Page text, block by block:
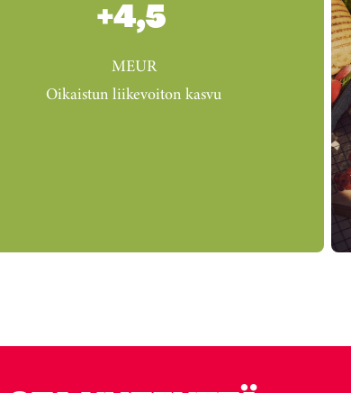
+4,5
MEUR
Oikaistun liikevoitonkasvu